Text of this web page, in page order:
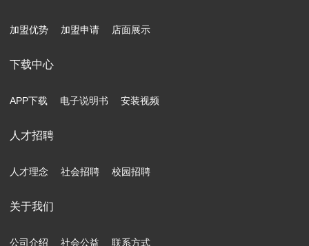
加盟优势 加盟申请 店面展示
下载中心
APP下载 电子说明书 安装视频
人才招聘
人才理念 社会招聘 校园招聘
关于我们
公司介绍 社会公益 联系方式